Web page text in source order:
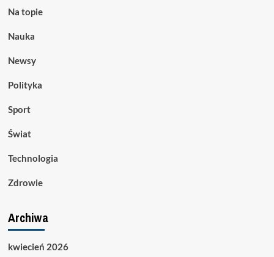
Na topie
Nauka
Newsy
Polityka
Sport
Świat
Technologia
Zdrowie
Archiwa
kwiecień 2026